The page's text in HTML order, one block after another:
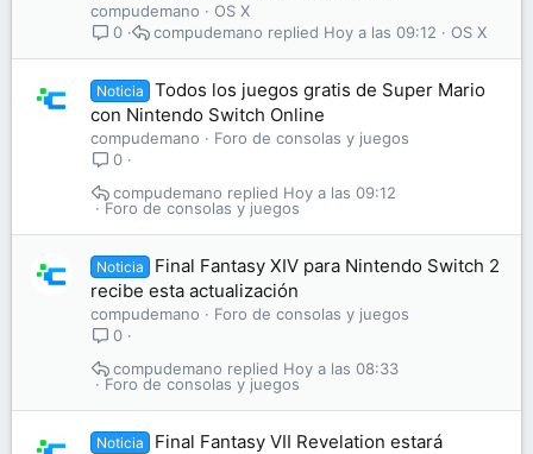
compudemano
OS X
0
OS X
Hoy a las 09:12
compudemano
Noticia
Todos los juegos gratis de Super Mario
con Nintendo Switch Online
compudemano
Foro de consolas y juegos
0
Foro de consolas y juegos
Hoy a las 09:12
compudemano
Noticia
Final Fantasy XIV para Nintendo Switch 2
recibe esta actualización
compudemano
Foro de consolas y juegos
0
Foro de consolas y juegos
Hoy a las 08:33
compudemano
Noticia
Final Fantasy VII Revelation estará